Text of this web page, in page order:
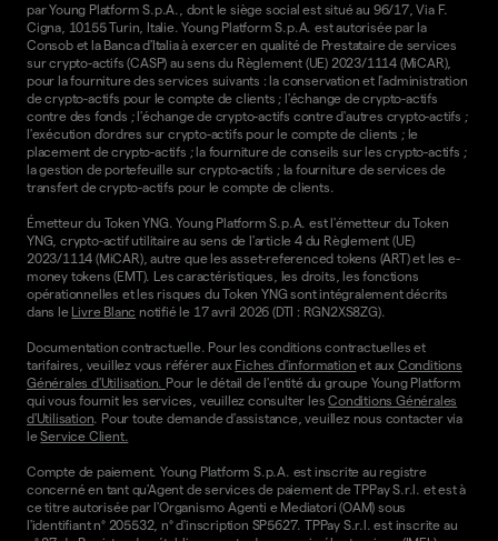
par Young Platform S.p.A., dont le siège social est situé au 96/17, Via F.
Cigna, 10155 Turin, Italie. Young Platform S.p.A. est autorisée par la
Consob et la Banca d'Italia à exercer en qualité de Prestataire de services
sur crypto-actifs (CASP) au sens du Règlement (UE) 2023/1114 (MiCAR),
pour la fourniture des services suivants : la conservation et l'administration
de crypto-actifs pour le compte de clients ; l'échange de crypto-actifs
contre des fonds ; l'échange de crypto-actifs contre d'autres crypto-actifs ;
l'exécution d'ordres sur crypto-actifs pour le compte de clients ; le
placement de crypto-actifs ; la fourniture de conseils sur les crypto-actifs ;
la gestion de portefeuille sur crypto-actifs ; la fourniture de services de
transfert de crypto-actifs pour le compte de clients.
Émetteur du Token YNG. Young Platform S.p.A. est l'émetteur du Token
YNG, crypto-actif utilitaire au sens de l'article 4 du Règlement (UE)
2023/1114 (MiCAR), autre que les asset-referenced tokens (ART) et les e-
money tokens (EMT). Les caractéristiques, les droits, les fonctions
opérationnelles et les risques du Token YNG sont intégralement décrits
dans le Livre Blanc notifié le 17 avril 2026 (DTI : RGN2XS8ZG).
Documentation contractuelle. Pour les conditions contractuelles et
tarifaires, veuillez vous référer aux Fiches d'information et aux Conditions
Générales d'Utilisation. Pour le détail de l'entité du groupe Young Platform
qui vous fournit les services, veuillez consulter lesConditions Générales
d'Utilisation. Pour toute demande d'assistance, veuillez nous contacter via
leService Client.
Compte de paiement. Young Platform S.p.A. est inscrite au registre
concerné en tant qu'Agent de services de paiement de TPPay S.r.l. et est à
ce titre autorisée par l'Organismo Agenti e Mediatori (OAM) sous
l'identifiant n° 205532, n° d'inscription SP5627. TPPay S.r.l. est inscrite au